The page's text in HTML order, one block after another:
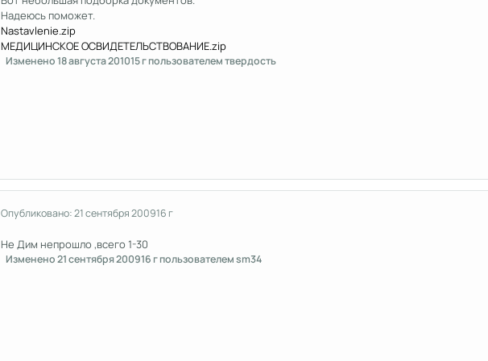
Надеюсь поможет.
Nastavlenie.zip
МЕДИЦИНСКОЕ ОСВИДЕТЕЛЬСТВОВАНИЕ.zip
Изменено18 августа 201015 гпользователем твердость
Опубликовано:21 сентября 200916 г
Не Дим непрошло ,всего 1-30
Изменено21 сентября 200916 гпользователем sm34